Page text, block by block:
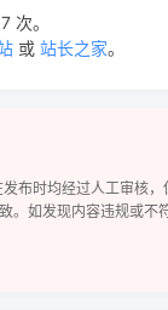
次。
或 站长之家。
发布时均经过人工审核，
如发现内容违规或